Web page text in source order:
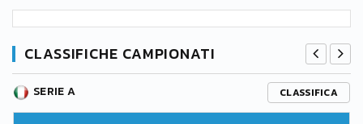
CLASSIFICHE CAMPIONATI
SERIE A CLASSIFICA